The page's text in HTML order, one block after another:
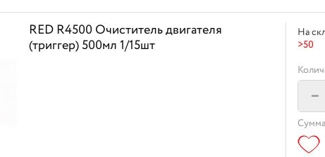
RED R4500 Очиститель двигателя
(триггер) 500мл 1/15шт
На
>50
–